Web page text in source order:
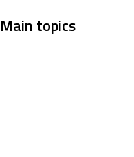
Main topics